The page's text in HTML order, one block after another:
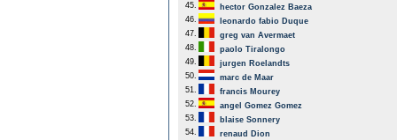
45.
hector Gonzalez Baeza
46.
leonardo fabio Duque
47.
greg van Avermaet
48.
paolo Tiralongo
49.
jurgen Roelandts
50.
marc de Maar
51.
francis Mourey
52.
angel Gomez Gomez
53.
blaise Sonnery
54.
renaud Dion